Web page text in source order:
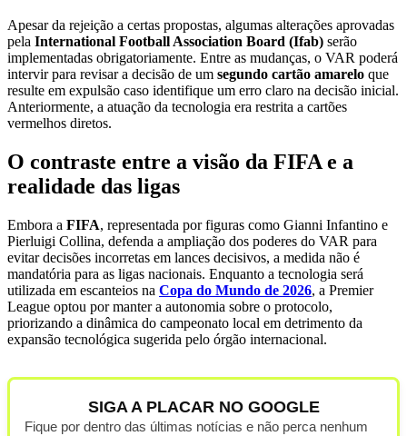
Apesar da rejeição a certas propostas, algumas alterações aprovadas
pela International Football Association Board (Ifab) serão
implementadas obrigatoriamente. Entre as mudanças, o VAR poderá
intervir para revisar a decisão de um segundo cartão amarelo que
resulte em expulsão caso identifique um erro claro na decisão inicial.
Anteriormente, a atuação da tecnologia era restrita a cartões
vermelhos diretos.
O contraste entre a visão da FIFA e a
realidade das ligas
Embora a FIFA, representada por figuras como Gianni Infantino e
Pierluigi Collina, defenda a ampliação dos poderes do VAR para
evitar decisões incorretas em lances decisivos, a medida não é
mandatória para as ligas nacionais. Enquanto a tecnologia será
utilizada em escanteios na Copa do Mundo de 2026, a Premier
League optou por manter a autonomia sobre o protocolo,
priorizando a dinâmica do campeonato local em detrimento da
expansão tecnológica sugerida pelo órgão internacional.
SIGA A PLACAR NO GOOGLE
Fique por dentro das últimas notícias e não perca nenhum